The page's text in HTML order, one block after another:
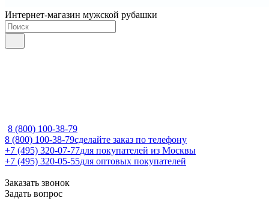
Интернет-магазин мужской рубашки
8 (800) 100-38-79
8 (800) 100-38-79сделайте заказ по телефону
+7 (495) 320-07-77для покупателей из Москвы
+7 (495) 320-05-55для оптовых покупателей
Заказать звонок
Задать вопрос